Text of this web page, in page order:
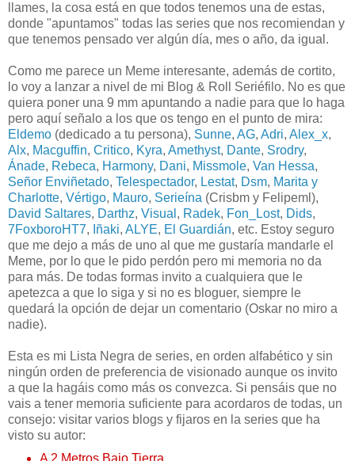
llames, la cosa está en que todos tenemos una de estas,
donde "apuntamos" todas las series que nos recomiendan y
que tenemos pensado ver algún día, mes o año, da igual.
Como me parece un Meme interesante, además de cortito,
lo voy a lanzar a nivel de mi Blog & Roll Seriéfilo. No es que
quiera poner una 9 mm apuntando a nadie para que lo haga
pero aquí señalo a los que os tengo en el punto de mira:
Eldemo (dedicado a tu persona), Sunne, AG, Adri, Alex_x,
Alx, Macguffin, Critico, Kyra, Amethyst, Dante, Srodry,
Ánade, Rebeca, Harmony, Dani, Missmole, Van Hessa,
Señor Enviñetado, Telespectador, Lestat, Dsm, Marita y
Charlotte, Vértigo, Mauro, Serieína (Crisbm y Felipeml),
David Saltares, Darthz, Visual , Radek, Fon_Lost, Dids,
7FoxboroHT7, Iñaki, ALYE, El Guardián, etc. Estoy seguro
que me dejo a más de uno al que me gustaría mandarle el
Meme, por lo que le pido perdón pero mi memoria no da
para más. De todas formas invito a cualquiera que le
apetezca a que lo siga y si no es bloguer, siempre le
quedará la opción de dejar un comentario (Oskar no miro a
nadie).
Esta es mi Lista Negra de series, en orden alfabético y sin
ningún orden de preferencia de visionado aunque os invito
a que la hagáis como más os convezca. Si pensáis que no
vais a tener memoria suficiente para acordaros de todas, un
consejo: visitar varios blogs y fijaros en la series que ha
visto su autor: